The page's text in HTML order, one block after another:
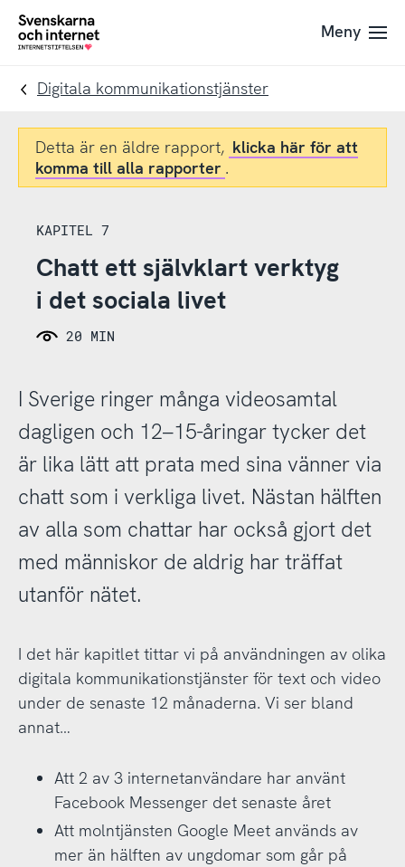
Till
navigation
Till
innehåll
To
Meny
Digitala kommunikationstjänster
Detta är en äldre rapport, klicka här för att
komma till alla rapporter .
KAPITEL 7
Chatt ett självklart verktyg
i det sociala livet
20 MIN
I Sverige ringer många videosamtal
dagligen och 12–15-åringar tycker det
är lika lätt att prata med sina vänner via
chatt som i verkliga livet. Nästan hälften
av alla som chattar har också gjort det
med människor de aldrig har träffat
utanför nätet.
I det här kapitlet tittar vi på användningen av olika
digitala kommunikationstjänster för text och video
under de senaste 12 månaderna. Vi ser bland
annat…
Att 2 av 3 internetanvändare har använt
Facebook Messenger det senaste året
Att molntjänsten Google Meet används av
mer än hälften av ungdomar som går på